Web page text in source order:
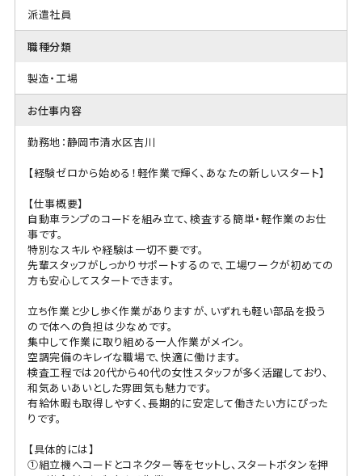
派遣社員
職種分類
製造・工場
お仕事内容
勤務地：静岡市清水区吉川
【経験ゼロから始める！軽作業で輝く、あなたの新しいスタート】
【仕事概要】
自動車ランプのコードを組み立て、検査する簡単・軽作業のお仕
事です。
特別なスキルや経験は一切不要です。
先輩スタッフがしっかりサポートするので、工場ワークが初めての
方も安心してスタートできます。
立ち作業と少し歩く作業がありますが、いずれも軽い部品を扱う
ので体への負担は少なめです。
集中して作業に取り組める一人作業がメイン。
空調完備のキレイな職場で、快適に働けます。
検査工程では20代から40代の女性スタッフが多く活躍しており、
和気あいあいとした雰囲気も魅力です。
有給休暇も取得しやすく、長期的に安定して働きたい方にぴった
りです。
【具体的には】
①組立機へコードとコネクター等をセットし、スタートボタンを押